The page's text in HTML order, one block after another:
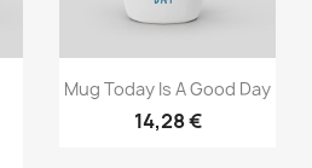
Aperçu rapide
Mug Today Is A Good Day
14,28 €